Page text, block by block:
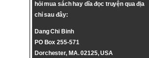
hỏi mua sách hay dĩa đọc truyện qua địa
chỉ sau đây:
Dang Chi Binh
PO Box 255-571
Dorchester, MA. 02125, USA